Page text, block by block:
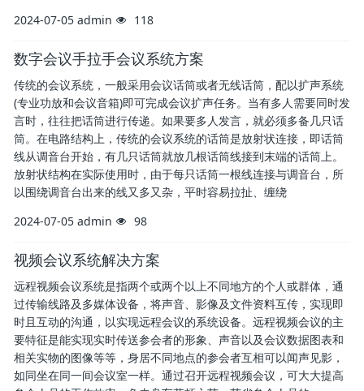
2024-07-05 admin 118
数字会议手拉手会议系统方案
传统的会议系统，一般采用会议话筒或者无线话筒，配以扩声系统
(专业功放和会议音箱)即可完成会议扩声任务。当有多人需要同时发
言时，往往把话筒进行传递。如果要多人发言，就必须多备几只话
筒。在电路结构上，传统的会议系统的话筒是放射状连接，即话筒
线从调音台开始，有几只话筒就放几根话筒线接到末端的话筒上。
放射状结构在实际使用时，由于每只话筒一根线连接与调音台，所
以围绕调音台出来的线又多又杂，平时容易拉扯、缠绕
2024-07-05 admin 98
视频会议系统解决方案
远程视频会议系统是指两个或两个以上不同地方的个人或群体，通
过传输线路及多媒体设备，将声音、影像及文件资料互传，实现即
时且互动的沟通，以实现远程会议的系统设备。远程视频会议的主
要特征是能实现实时传送参会者的形象、声音以及会议数据图表和
相关实物的图像等等，身居不同地点的参会者互相可以闻声见影，
如同坐在同一间会议室一样。通过召开远程视频会议，可大大提高